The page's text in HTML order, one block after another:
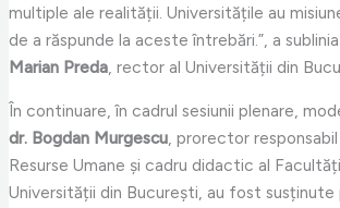
multiple ale realității. Universitățile au
de a răspunde la aceste întrebări.”, a
Marian Preda , rector al Universității din
În continuare, în cadrul sesiunii plenare,
dr. Bogdan Murgescu, prorector
Resurse Umane și cadru didactic al
Universității din București, au fost